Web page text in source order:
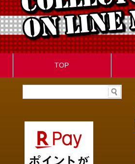
TOP